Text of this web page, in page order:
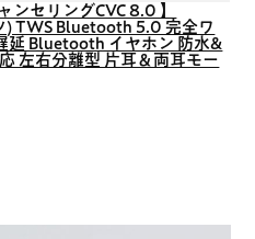
ンセリングCVC 8.0 】
) TWS Bluetooth 5.0 完全ワ
延 Bluetooth イヤホン 防水&
左右分離型 片耳＆両耳モー